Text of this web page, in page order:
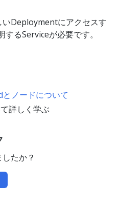
いDeploymentにアクセスす
するServiceが必要です。
とノードについて
詳しく学ぶ
たか？